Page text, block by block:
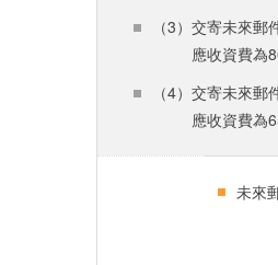
（3）交寄未來
應收資費為80
（4）交寄未來
應收資費為
未來